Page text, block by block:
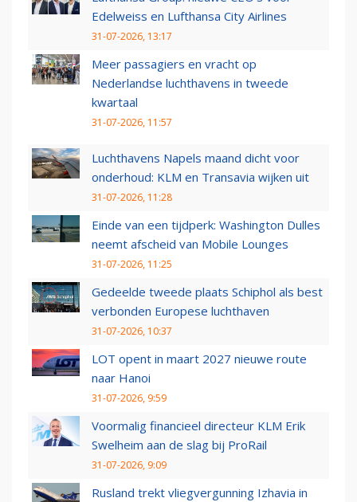
Edelweiss en Lufthansa City Airlines
31-07-2026, 13:17
Meer passagiers en vracht op
Nederlandse luchthavens in tweede
kwartaal
31-07-2026, 11:57
Luchthavens Napels maand dicht voor
onderhoud: KLM en Transavia wijken uit
31-07-2026, 11:28
Einde van een tijdperk: Washington Dulles
neemt afscheid van Mobile Lounges
31-07-2026, 11:25
Gedeelde tweede plaats Schiphol als best
verbonden Europese luchthaven
31-07-2026, 10:37
LOT opent in maart 2027 nieuwe route
naar Hanoi
31-07-2026, 9:59
Voormalig financieel directeur KLM Erik
Swelheim aan de slag bij ProRail
31-07-2026, 9:09
Rusland trekt vliegvergunning Izhavia in